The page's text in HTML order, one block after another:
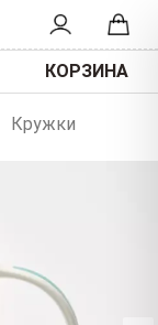
КОРЗИНА
Кружки